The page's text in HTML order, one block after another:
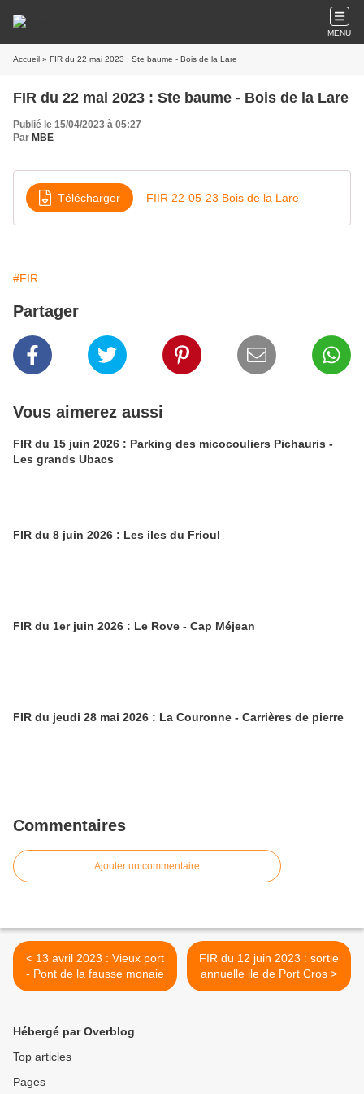
MENU
Accueil » FIR du 22 mai 2023 : Ste baume - Bois de la Lare
FIR du 22 mai 2023 : Ste baume - Bois de la Lare
Publié le 15/04/2023 à 05:27
Par MBE
Télécharger FIIR 22-05-23 Bois de la Lare
#FIR
Partager
Vous aimerez aussi
FIR du 15 juin 2026 : Parking des micocouliers Pichauris -
Les grands Ubacs
FIR du 8 juin 2026 : Les iles du Frioul
FIR du 1er juin 2026 : Le Rove - Cap Méjean
FIR du jeudi 28 mai 2026 : La Couronne - Carrières de pierre
Commentaires
Ajouter un commentaire
< 13 avril 2023 : Vieux port
- Pont de la fausse monaie
FIR du 12 juin 2023 : sortie
annuelle ile de Port Cros >
Hébergé par Overblog
Top articles
Pages